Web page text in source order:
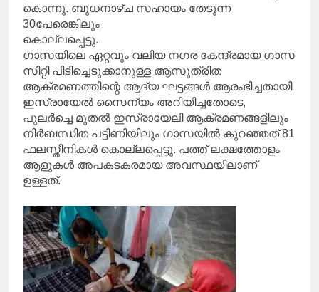
കൊന്നു. ബുധനാഴ്ച സഹായം തേടുന്ന
30പേരെങ്കിലും
കൊല്ലപ്പെട്ടു.
ഗാസയിലെ ഏറ്റവും വലിയ നഗര കേന്ദ്രമായ ഗാസ
സിറ്റി പിടിച്ചെടുക്കാനുള്ള ആസൂത്രിത
ആക്രമണത്തിന്റെ ആദ്യ ഘട്ടങ്ങൾ ആരംഭിച്ചതായി
ഇസ്രായേൽ സൈന്യം അറിയിച്ചതോടെ,
പുലർച്ചെ മുതൽ ഇസ്രായേലി ആക്രമണങ്ങളിലും
നിർബന്ധിത പട്ടിണിയിലും ഗാസയിൽ കുറഞ്ഞത് 81
ഫലസ്തീനികൾ കൊല്ലപ്പെട്ടു. പത്ത് ലക്ഷത്തോളം
ആളുകൾ അപകടകരമായ അവസ്ഥയിലാണ്
ഉള്ളത്.